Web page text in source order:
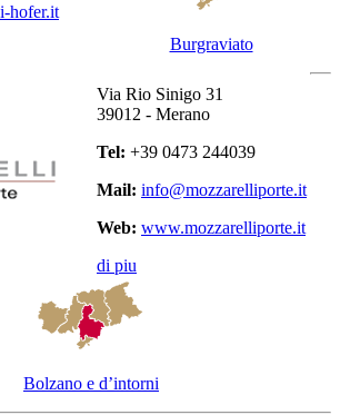
hofer.it
Via Rio Sinigo 31
39012 - Merano
Tel: +39 0473 244039
Mail: info@mozzarelliporte.it
Web: www.mozzarelliporte.it
di piu
Burgraviato
Bolzano e d’intorni